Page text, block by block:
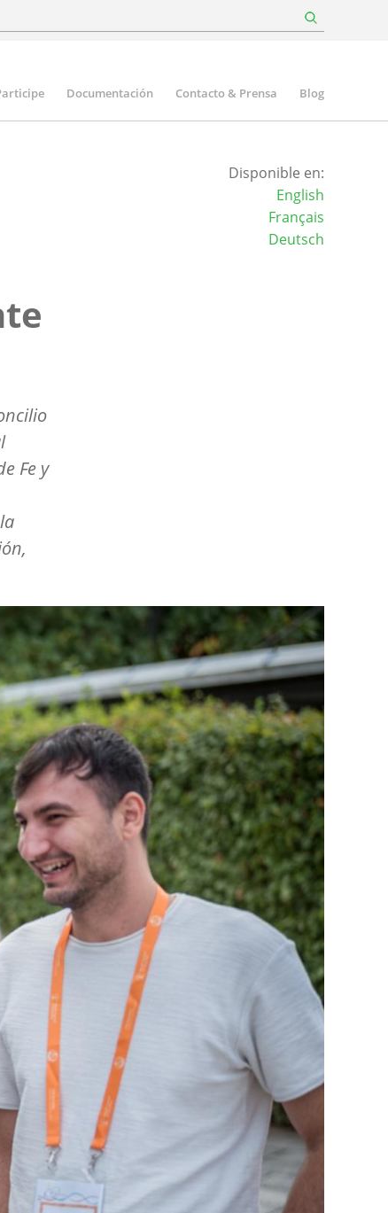
Documentación Contacto & Prensa Blog
Fe y
Disponible en:
English
Français
Deutsch